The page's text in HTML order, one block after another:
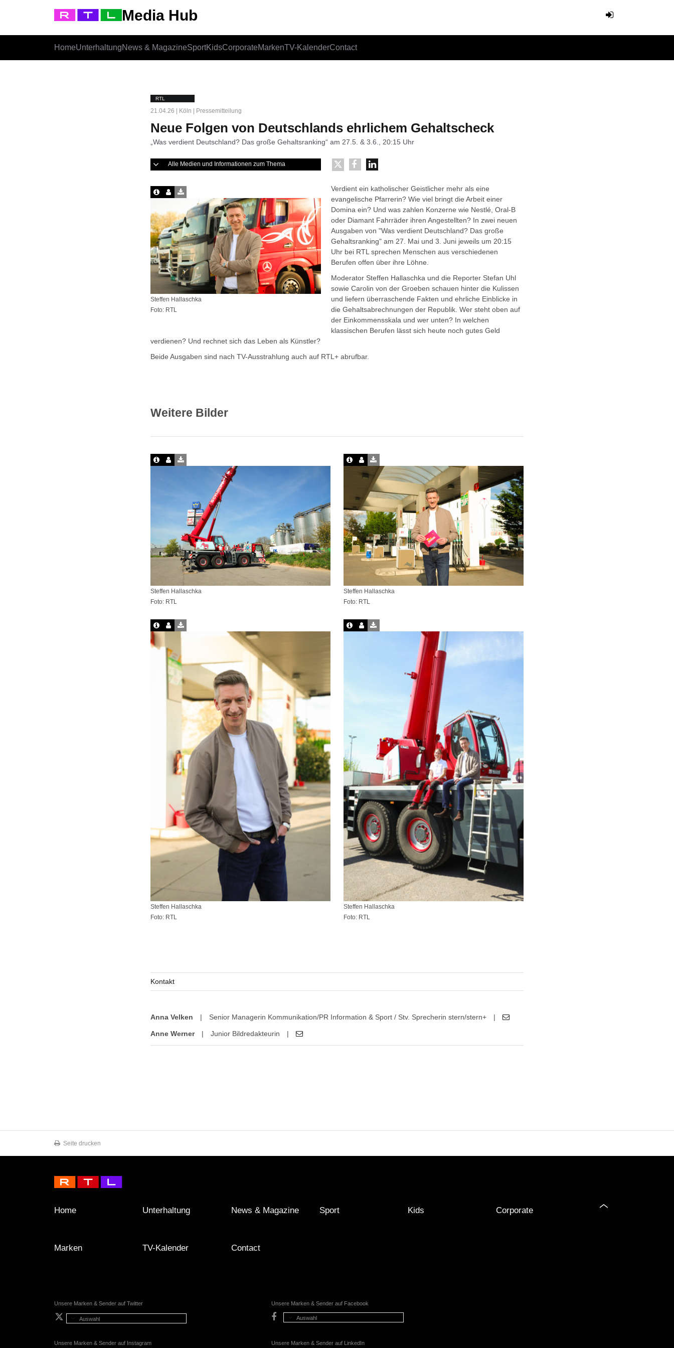
Media Hub
HomeUnterhaltungNews & MagazineSportKidsCorporateMarkenTV-KalenderContact
RTL
21.04.26 | Köln | Pressemitteilung
Neue Folgen von Deutschlands ehrlichem Gehaltscheck
„Was verdient Deutschland? Das große Gehaltsranking“ am 27.5. & 3.6., 20:15 Uhr
Alle Medien und Informationen zum Thema
Steffen Hallaschka
Foto: RTL
Verdient ein katholischer Geistlicher mehr als eine
evangelische Pfarrerin? Wie viel bringt die Arbeit einer
Domina ein? Und was zahlen Konzerne wie Nestlé, Oral-B
oder Diamant Fahrräder ihren Angestellten? In zwei neuen
Ausgaben von "Was verdient Deutschland? Das große
Gehaltsranking" am 27. Mai und 3. Juni jeweils um 20:15
Uhr bei RTL sprechen Menschen aus verschiedenen
Berufen offen über ihre Löhne.
Moderator Steffen Hallaschka und die Reporter Stefan Uhl
sowie Carolin von der Groeben schauen hinter die Kulissen
und liefern überraschende Fakten und ehrliche Einblicke in
die Gehaltsabrechnungen der Republik. Wer steht oben auf
der Einkommensskala und wer unten? In welchen
klassischen Berufen lässt sich heute noch gutes Geld
verdienen? Und rechnet sich das Leben als Künstler?
Beide Ausgaben sind nach TV-Ausstrahlung auch auf RTL+ abrufbar.
Weitere Bilder
Steffen Hallaschka
Foto: RTL
Steffen Hallaschka
Foto: RTL
Steffen Hallaschka
Foto: RTL
Steffen Hallaschka
Foto: RTL
Kontakt
Anna Velken | Senior Managerin Kommunikation/PR Information & Sport / Stv. Sprecherin stern/stern+ |
Anne Werner | Junior Bildredakteurin |
Seite drucken
Home Unterhaltung News & Magazine Sport Kids Corporate
Marken TV-Kalender Contact
Unsere Marken & Sender auf Twitter
Auswahl
Unsere Marken & Sender auf Facebook
Auswahl
Unsere Marken & Sender auf Instagram Unsere Marken & Sender auf LinkedIn